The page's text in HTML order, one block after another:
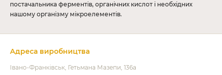
постачальника ферментів, органічних кислот і необхідних
нашому організму мікроелементів.
Адреса виробництва
Івано-Франківськ Гетьмана Мазепи, 136а